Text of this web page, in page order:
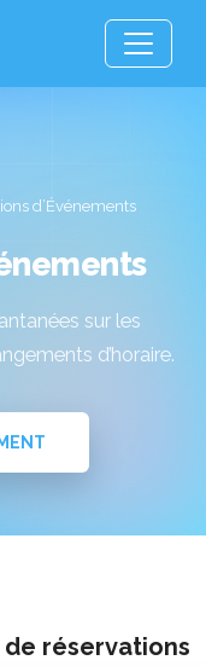
d’Événements
sur les
d’horaire.
réservations